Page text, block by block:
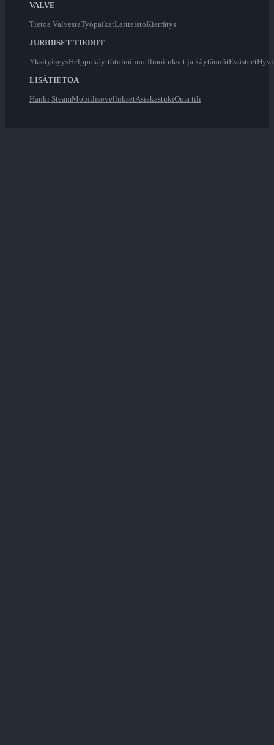
VALVE
Tietoa ValvestaTyöpaikatLaitteistoKierrätys
JURIDISET TIEDOT
YksityisyysHelppokäyttötoiminnotIlmoitukset ja käytännötEvästeet
LISÄTIETOA
Hanki SteamMobiilisovelluksetAsiakastukiOma tili